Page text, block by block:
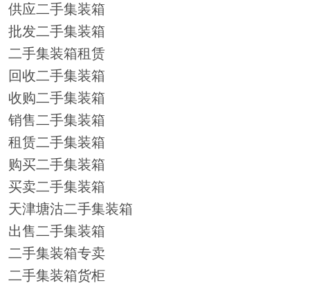
供应二手集装箱
批发二手集装箱
二手集装箱租赁
回收二手集装箱
收购二手集装箱
销售二手集装箱
租赁二手集装箱
购买二手集装箱
买卖二手集装箱
天津塘沽二手集装箱
出售二手集装箱
二手集装箱专卖
二手集装箱货柜